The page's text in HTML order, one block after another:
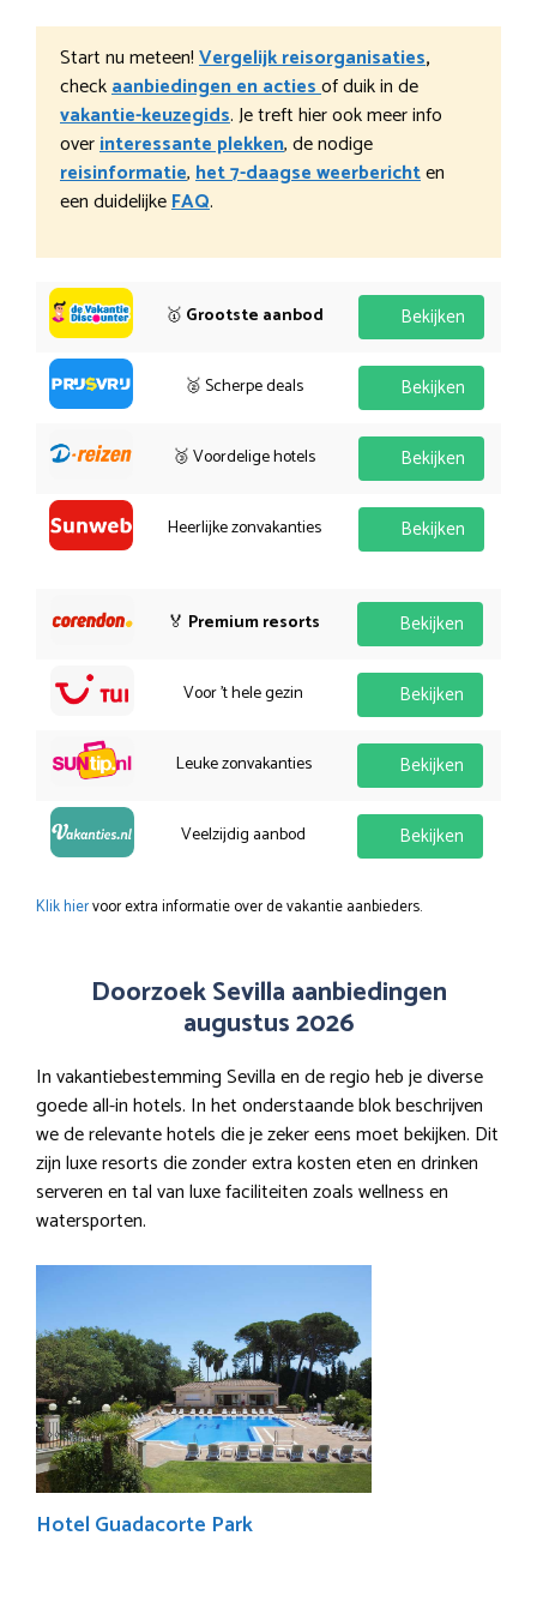
Start nu meteen!Vergelijk reisorganisaties,
checkaanbiedingen en actiesof duik in de
vakantie-keuzegids. Je treft hier ook meer info
overinteressante plekken, de nodige
reisinformatie,het 7-daagse weerberichten
een duidelijkeFAQ.
🥇 Grootste aanbod Bekijken
🥈 Scherpe deals Bekijken
🥉 Voordelige hotels Bekijken
Heerlijke zonvakanties Bekijken
🏅 Premium resorts Bekijken
Voor 't hele gezin Bekijken
Leuke zonvakanties Bekijken
Veelzijdig aanbod Bekijken
Klik hiervoor extra informatie over de vakantie aanbieders.
Doorzoek Sevilla aanbiedingen
augustus 2026
In vakantiebestemming Sevilla en de regio heb je diverse
goede all-in hotels. In het onderstaande blok beschrijven
we de relevante hotels die je zeker eens moet bekijken. Dit
zijn luxe resorts die zonder extra kosten eten en drinken
serveren en tal van luxe faciliteiten zoals wellness en
watersporten.
Hotel Guadacorte Park